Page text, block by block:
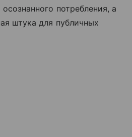
потребления, а
штука для публичных